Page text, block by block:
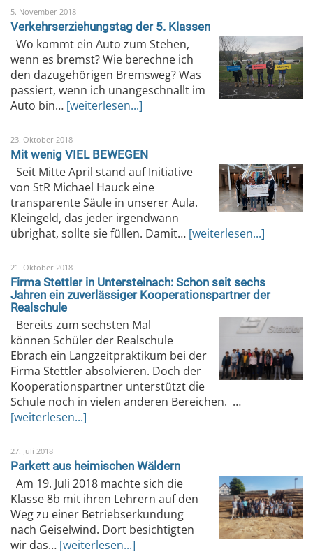
5. November 2018
Verkehrserziehungstag der 5. Klassen
Wo kommt ein Auto zum Stehen,
wenn es bremst? Wie berechne ich
den dazugehörigen Bremsweg? Was
passiert, wenn ich unangeschnallt im
Auto bin… [weiterlesen...]
23. Oktober 2018
Mit wenig VIEL BEWEGEN
Seit Mitte April stand auf Initiative
von StR Michael Hauck eine
transparente Säule in unserer Aula.
Kleingeld, das jeder irgendwann
übrighat, sollte sie füllen. Damit… [weiterlesen...]
21. Oktober 2018
Firma Stettler in Untersteinach: Schon seit sechs
Jahren ein zuverlässiger Kooperationspartner der
Realschule
Bereits zum sechsten Mal
können Schüler der Realschule
Ebrach ein Langzeitpraktikum bei der
Firma Stettler absolvieren. Doch der
Kooperationspartner unterstützt die
Schule noch in vielen anderen Bereichen. …
[weiterlesen...]
27. Juli 2018
Parkett aus heimischen Wäldern
Am 19. Juli 2018 machte sich die
Klasse 8b mit ihren Lehrern auf den
Weg zu einer Betriebserkundung
nach Geiselwind. Dort besichtigten
wir das… [weiterlesen...]